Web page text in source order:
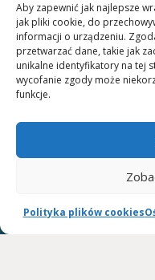
Aby zapewnić jak najlepsze
jak pliki cookie, do
informacji o urządzeniu.
przetwarzać dane, takie jak
unikalne identyfikatory na tej
wycofanie zgody może
funkcje.
Polityka plików cookies
numer telefonu KUBE_FAX
należy wysłać na adres e-mail.
W celu ustalenia terminu
telefoniczny lub mailowy.
umowę wypożyczania szyn
dostarcza firma kurierska
Cennik wypożyczania szyn
wystawiamy rachunki celem